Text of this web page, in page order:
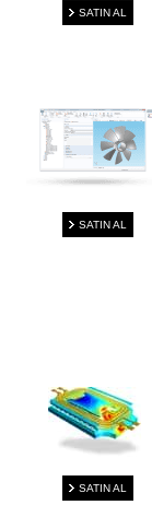
SATIN AL
SATIN AL
SATIN AL